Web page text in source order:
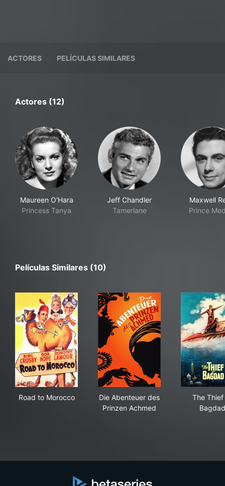
ACTORES PELÍCULAS SIMILARES
Actores (12)
Maureen O'Hara
Princess Tanya
Jeff Chandler
Tamerlane
Maxwell
Prince
Películas Similares (10)
Road to Morocco
Die Abenteuer des
Prinzen Achmed
The
Bagdad